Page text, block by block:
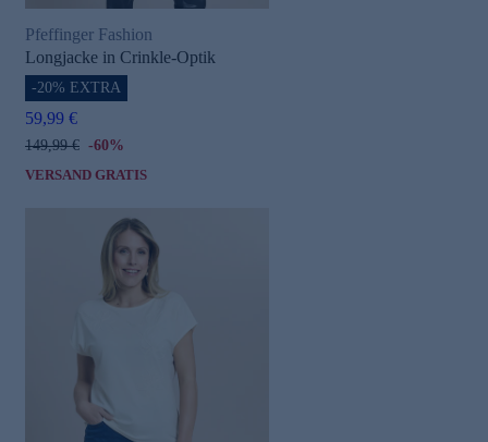
Pfeffinger Fashion
Longjacke in Crinkle-Optik
-20% EXTRA
59,99 €
149,99 € -60%
VERSAND GRATIS